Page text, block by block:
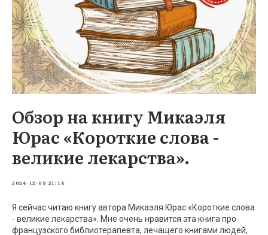
Обзор на книгу Микаэля
Юрас «Короткие слова -
великие лекарства».
2024-12-09 21:18
Я сейчас читаю книгу автора Микаэля Юрас «Короткие слова
- великие лекарства». Мне очень нравится эта книга про
французского библиотерапевта, лечащего книгами людей,